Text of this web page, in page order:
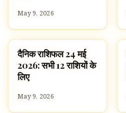
May 9, 2026
ज्योतिष
दैनिक राशिफल 24 मई
2026: सभी 12 राशियों के
लिए
May 9, 2026